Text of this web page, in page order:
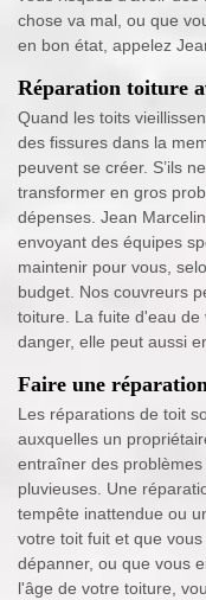
chose va mal, ou que
en bon état, appelez
Réparation toiture
Quand les toits
des fissures dans la
peuvent se créer. S’ils
transformer en gros
dépenses. Jean
envoyant des équipes
maintenir pour vous,
budget. Nos couvreurs
toiture. La fuite d'eau
danger, elle peut aussi
Faire une
Les réparations de toit
auxquelles un
entraîner des
pluvieuses. Une
tempête inattendue ou
votre toit fuit et que
dépanner, ou que vous
l'âge de votre toiture,